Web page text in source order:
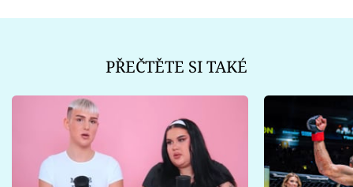
PŘEČTĚTE SI TAKÉ